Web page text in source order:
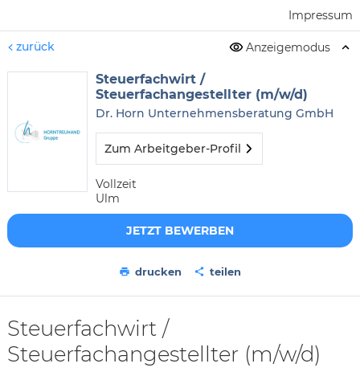
Impressum
zurück Anzeigemodus
Steuerfachwirt /
Steuerfachangestellter (m/w/d)
Dr. Horn Unternehmensberatung GmbH
Zum Arbeitgeber-Profil
Vollzeit
Ulm
JETZT BEWERBEN
drucken teilen
Steuerfachwirt /
Steuerfachangestellter (m/w/d)